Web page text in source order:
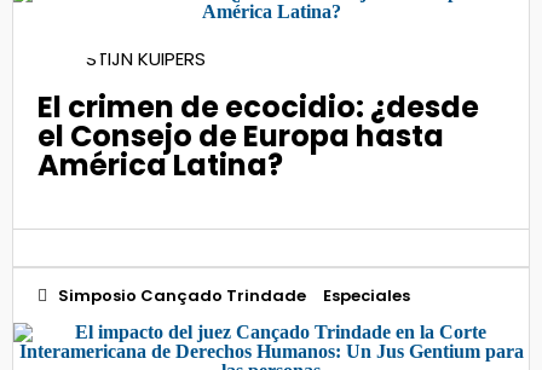
30
STIJN KUIPERS
El crimen de ecocidio: ¿desde
el Consejo de Europa hasta
América Latina?
Simposio Cançado Trindade Especiales